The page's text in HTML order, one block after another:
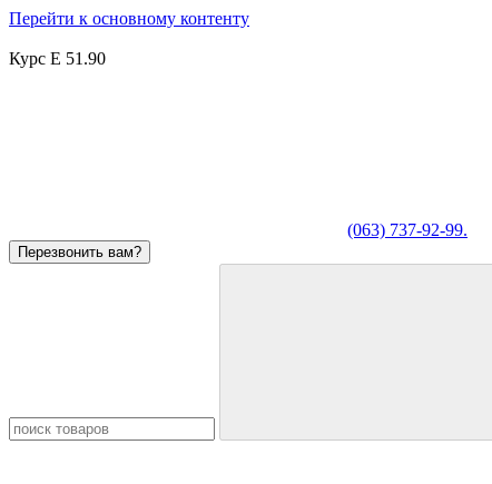
Перейти к основному контенту
Курс E 51.90
(063) 737-92-99.
Перезвонить вам?